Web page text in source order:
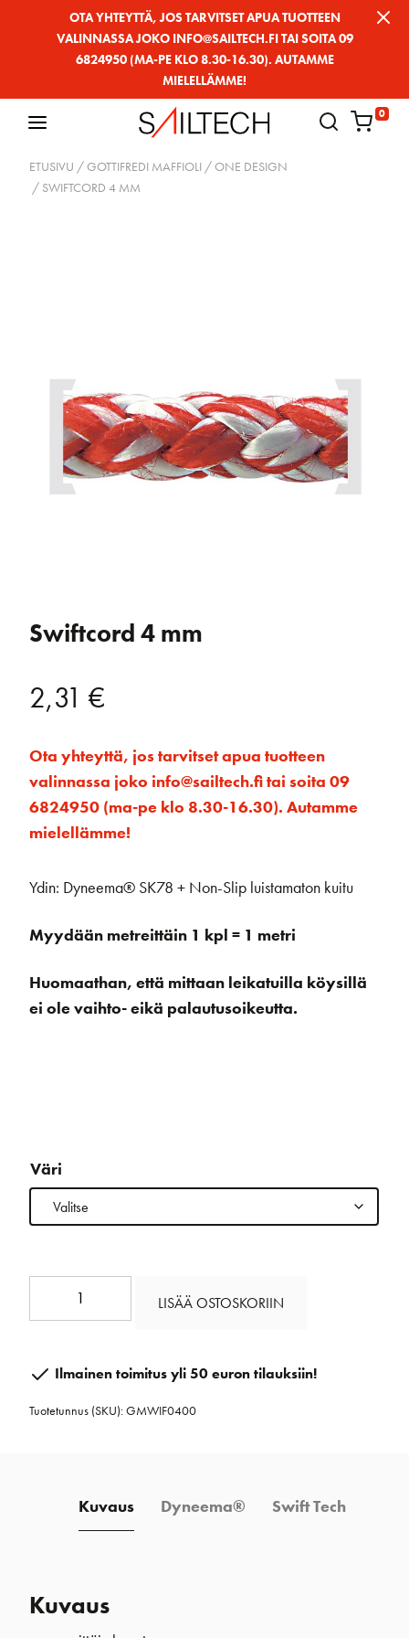
OTA YHTEYTTÄ, JOS TARVITSET APUA TUOTTEEN
VALINNASSA JOKO INFO@SAILTECH.FI TAI SOITA 09
6824950 (MA-PE KLO 8.30-16.30). AUTAMME
MIELELLÄMME!
0
ETUSIVU /GOTTIFREDI MAFFIOLI /ONE DESIGN
/ SWIFTCORD 4 MM
Swiftcord 4 mm
2,31 €
Ota yhteyttä, jos tarvitset apua tuotteen
valinnassa joko info@sailtech.fi tai soita 09
6824950 (ma-pe klo 8.30-16.30). Autamme
mielellämme!
Ydin: Dyneema® SK78 + Non-Slip luistamaton kuitu
Myydään metreittäin 1 kpl = 1 metri
Huomaathan, että mittaan leikatuilla köysillä
ei ole vaihto- eikä palautusoikeutta.
Väri
Swiftcord
määrä
LISÄÄ OSTOSKORIIN
Ilmainen toimitus yli 50 euron tilauksiin!
Tuotetunnus (SKU):GMWIF0400
Kuvaus Dyneema® Swift Tech
Kuvaus